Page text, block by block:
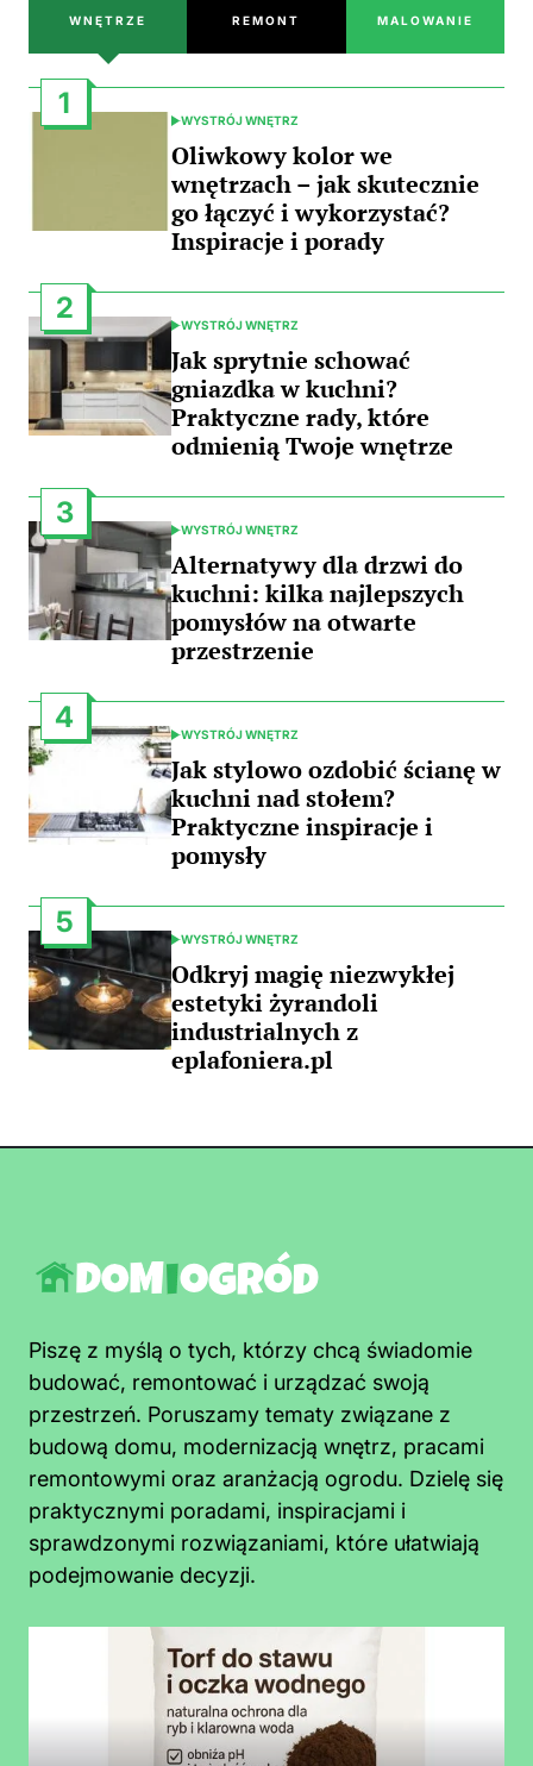
WNĘTRZE REMONT MALOWANIE
1
POSTED
IN
WYSTRÓJ WNĘTRZ
Oliwkowy kolor we
wnętrzach – jak skutecznie
go łączyć i wykorzystać?
Inspiracje i porady
2
POSTED
IN
WYSTRÓJ WNĘTRZ
Jak sprytnie schować
gniazdka w kuchni?
Praktyczne rady, które
odmienią Twoje wnętrze
3
POSTED
IN
WYSTRÓJ WNĘTRZ
Alternatywy dla drzwi do
kuchni: kilka najlepszych
pomysłów na otwarte
przestrzenie
4
POSTED
IN
WYSTRÓJ WNĘTRZ
Jak stylowo ozdobić ścianę w
kuchni nad stołem?
Praktyczne inspiracje i
pomysły
5
POSTED
IN
WYSTRÓJ WNĘTRZ
Odkryj magię niezwykłej
estetyki żyrandoli
industrialnych z
eplafoniera.pl
Piszę z myślą o tych, którzy chcą świadomie
budować, remontować i urządzać swoją
przestrzeń. Poruszamy tematy związane z
budową domu, modernizacją wnętrz, pracami
remontowymi oraz aranżacją ogrodu. Dzielę się
praktycznymi poradami, inspiracjami i
sprawdzonymi rozwiązaniami, które ułatwiają
podejmowanie decyzji.